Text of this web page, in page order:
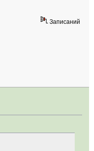
Записаний